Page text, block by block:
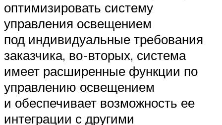
оптимизировать систему
управления освещением
под индивидуальные требования
заказчика, во-вторых, система
имеет расширенные функции по
управлению освещением
и обеспечивает возможность ее
интеграции с другими